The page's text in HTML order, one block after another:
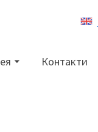
Контакти